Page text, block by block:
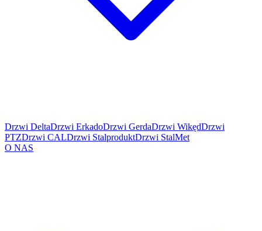
Drzwi DeltaDrzwi ErkadoDrzwi GerdaDrzwi WikędDrzwi
PTZDrzwi CALDrzwi StalproduktDrzwi StalMet
O NAS